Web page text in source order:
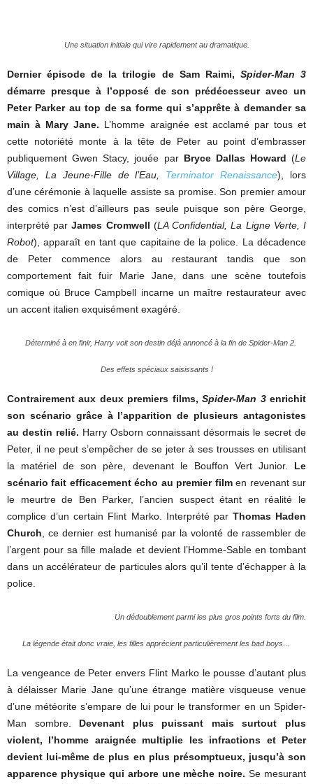
Une situation initiale qui vire rapidement au dramatique.
Dernier épisode de la trilogie de Sam Raimi, Spider-Man 3
démarre presque à l’opposé de son prédécesseur avec un
Peter Parker au top de sa forme qui s’apprête à demander sa
main à Mary Jane. L’homme araignée est acclamé par tous et
cette notoriété monte à la tête de Peter au point d’embrasser
publiquement Gwen Stacy, jouée par Bryce Dallas Howard (Le
Village, La Jeune-Fille de l’Eau, Terminator Renaissance), lors
d’une cérémonie à laquelle assiste sa promise. Son premier amour
des comics n’est d’ailleurs pas seule puisque son père George,
interprété parJames Cromwell (LA Confidential, La Ligne Verte, I
Robot), apparaît en tant que capitaine de la police. La décadence
de Peter commence alors au restaurant tandis que son
comportement fait fuir Marie Jane, dans une scène toutefois
comique où Bruce Campbell incarne un maître restaurateur avec
un accent italien exquisément exagéré.
Déterminé à en finir, Harry voit son destin déjà annoncé à la fin de Spider-Man 2.
Des effets spéciaux saisissants !
Contrairement aux deux premiers films,Spider-Man 3enrichit
son scénario grâce à l’apparition de plusieurs antagonistes
au destin relié. Harry Osborn connaissant désormais le secret de
Peter, il ne peut s’empêcher de se jeter à ses trousses en utilisant
la matériel de son père, devenant le Bouffon Vert Junior. Le
scénario fait efficacement écho au premier filmen revenant sur
le meurtre de Ben Parker, l’ancien suspect étant en réalité le
complice d’un certain Flint Marko. Interprété par Thomas Haden
Church, ce dernier est humanisé par la volonté de rassembler de
l’argent pour sa fille malade et devient l’Homme-Sable en tombant
dans un accélérateur de particules alors qu’il tente d’échapper à la
police.
Un dédoublement parmi les plus gros points forts du film.
La légende était donc vraie, les filles apprécient particulièrement les bad boys…
La vengeance de Peter envers Flint Marko le pousse d’autant plus
à délaisser Marie Jane qu’une étrange matière visqueuse venue
d’une météorite s’empare de lui pour le transformer en un Spider-
Man sombre. Devenant plus puissant mais surtout plus
violent, l’homme araignée multiplie les infractions et Peter
devient lui-même de plus en plus présomptueux, jusqu’à son
apparence physique qui arbore une mèche noire. Se mesurant